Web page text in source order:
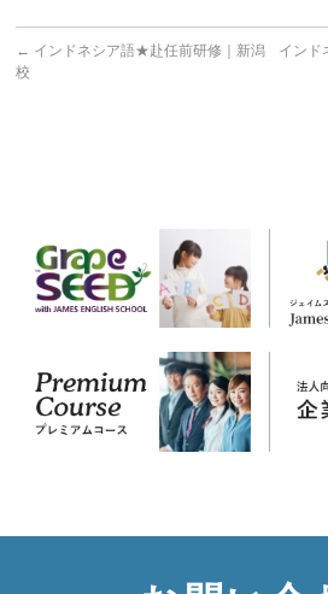
← インドネシア語★赴任前研修｜新潟
校
インド